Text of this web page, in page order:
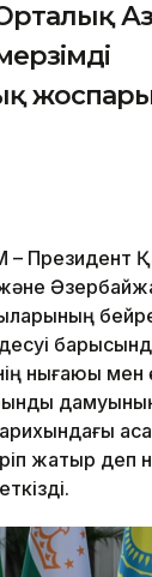
– Президент
және
нығаюы мен
жатыр деп